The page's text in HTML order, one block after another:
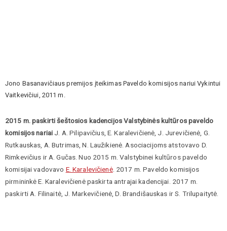
Jono Basanavičiaus premijos įteikimas Paveldo komisijos nariui Vykintui
Vaitkevičiui, 2011 m.
2015 m. paskirti šeštosios kadencijos Valstybinės kultūros paveldo
komisijos nariai J. A. Pilipavičius, E. Karalevičienė, J. Jurevičienė, G.
Rutkauskas, A. Butrimas, N. Laužikienė. Asociacijoms atstovavo D.
Rimkevičius ir A. Gučas. Nuo 2015 m. Valstybinei kultūros paveldo
komisijai vadovavo E. Karalevičienė. 2017 m. Paveldo komisijos
pirmininkė E. Karalevičienė paskirta antrajai kadencijai. 2017 m.
paskirti A. Filinaitė, J. Markevičienė, D. Brandišauskas ir S. Trilupaitytė.